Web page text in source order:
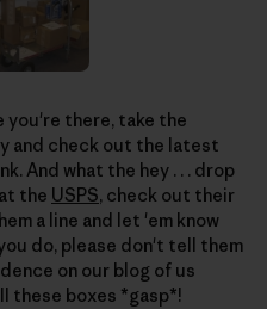
you're there, take the
and check out the latest
And what the hey . . . drop
the USPS, check out their
a line and let 'em know
do, please don't tell them
on our blog of us
these boxes *gasp*!